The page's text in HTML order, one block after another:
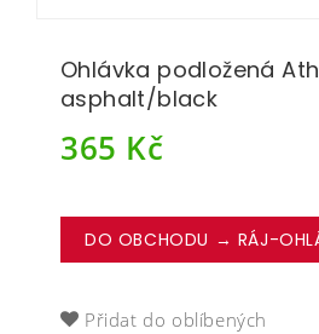
Ohlávka podložená
asphalt/black
365 Kč
DO OBCHODU → RÁJ-
Přidat do oblíbených